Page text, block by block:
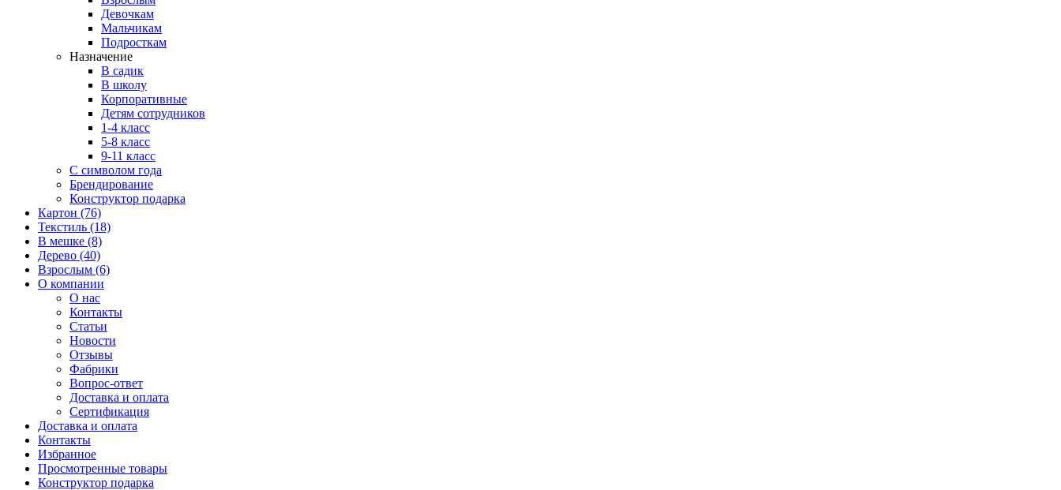
Девочкам
Мальчикам
Подросткам
Назначение
В садик
В школу
Корпоративные
Детям сотрудников
1-4 класс
5-8 класс
9-11 класс
С символом года
Брендирование
Конструктор подарка
Картон (76)
Текстиль (18)
В мешке (8)
Дерево (40)
Взрослым (6)
О компании
О нас
Контакты
Статьи
Новости
Отзывы
Фабрики
Вопрос-ответ
Доставка и оплата
Сертификация
Доставка и оплата
Контакты
Избранное
Просмотренные товары
Конструктор подарка